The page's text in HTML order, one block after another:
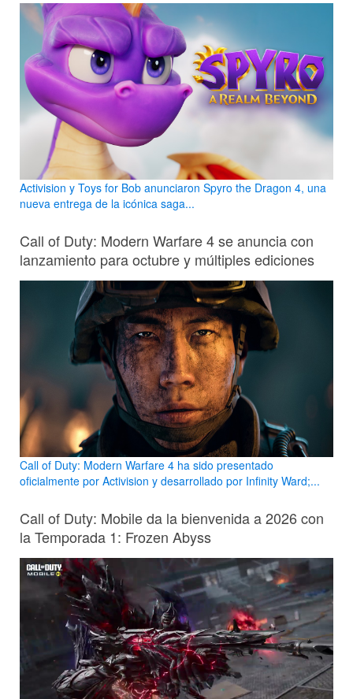
Activision y Toys for Bob anunciaron Spyro the Dragon 4, una
nueva entrega de la icónica saga...
Call of Duty: Modern Warfare 4 se anuncia con
lanzamiento para octubre y múltiples ediciones
Call of Duty: Modern Warfare 4 ha sido presentado
oficialmente por Activision y desarrollado por Infinity Ward;...
Call of Duty: Mobile da la bienvenida a 2026 con
la Temporada 1: Frozen Abyss